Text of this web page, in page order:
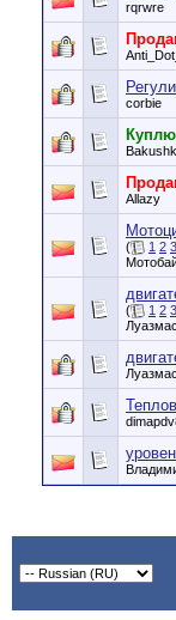
rqrwre
corbie
Allazy
( 1 2 3
( 1 2 3